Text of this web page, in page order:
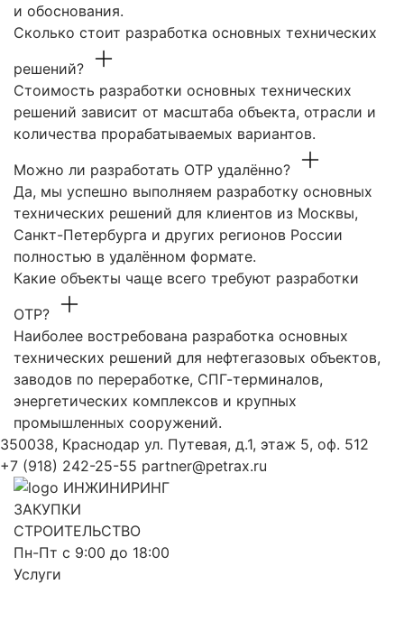
и обоснования.
Сколько стоит разработка основных технических
решений?
Стоимость разработки основных технических
решений зависит от масштаба объекта, отрасли и
количества прорабатываемых вариантов.
Можно ли разработать ОТР удалённо?
Да, мы успешно выполняем разработку основных
технических решений для клиентов из Москвы,
Санкт-Петербурга и других регионов России
полностью в удалённом формате.
Какие объекты чаще всего требуют разработки
ОТР?
Наиболее востребована разработка основных
технических решений для нефтегазовых объектов,
заводов по переработке, СПГ-терминалов,
энергетических комплексов и крупных
промышленных сооружений.
350038, Краснодар ул. Путевая, д.1, этаж 5, оф. 512
+7 (918) 242-25-55 partner@petrax.ru
ИНЖИНИРИНГ
ЗАКУПКИ
СТРОИТЕЛЬСТВО
Пн-Пт с 9:00 до 18:00
Услуги